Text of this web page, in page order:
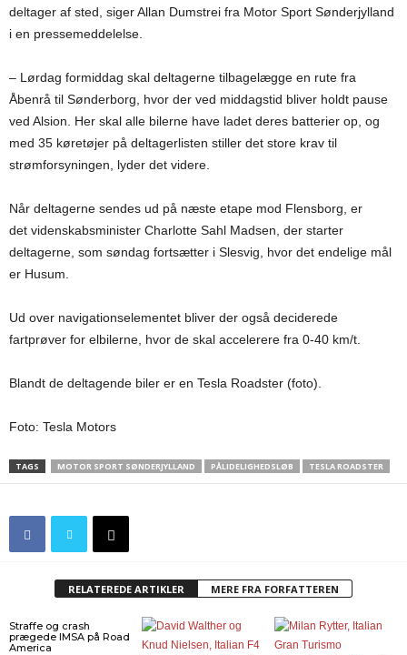
deltager af sted, siger Allan Dumstrei fra Motor Sport Sønderjylland
i en pressemeddelelse.
– Lørdag formiddag skal deltagerne tilbagelægge en rute fra
Åbenrå til Sønderborg, hvor der ved middagstid bliver holdt pause
ved Alsion. Her skal alle bilerne have ladet deres batterier op, og
med 35 køretøjer på deltagerlisten stiller det store krav til
strømforsyningen, lyder det videre.
Når deltagerne sendes ud på næste etape mod Flensborg, er
det videnskabsminister Charlotte Sahl Madsen, der starter
deltagerne, som søndag fortsætter i Slesvig, hvor det endelige mål
er Husum.
Ud over navigationselementet bliver der også deciderede
fartprøver for elbilerne, hvor de skal accelerere fra 0-40 km/t.
Blandt de deltagende biler er en Tesla Roadster (foto).
Foto: Tesla Motors
TAGS MOTOR SPORT SØNDERJYLLAND PÅLIDELIGHEDSLØB TESLA ROADSTER
RELATEREDE ARTIKLER MERE FRA FORFATTEREN
Straffe og crash
prægede IMSA på Road
America